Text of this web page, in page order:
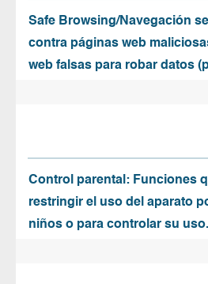
Safe Browsing/Navegación
contra páginas web
web falsas para robar datos
Control parental: Funciones
restringir el uso del aparato
niños o para controlar su uso.